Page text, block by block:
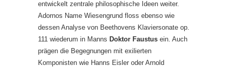
entwickelt zentrale philosophische Ideen weiter.
Adornos Name Wiesengrund floss ebenso wie
dessen Analyse von Beethovens Klaviersonate op.
111 wiederum in Manns Doktor Faustus ein. Auch
prägen die Begegnungen mit exilierten
Komponisten wie Hanns Eisler oder Arnold